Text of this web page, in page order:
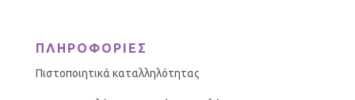
ΠΛΗΡΟΦΟΡΙΕΣ
Πιστοποιητικά καταλληλότητας